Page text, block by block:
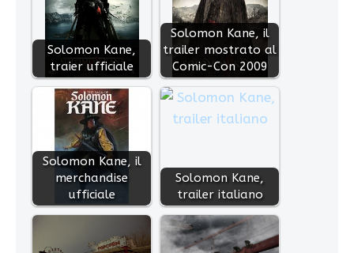
Solomon Kane,
traier ufficiale
Solomon Kane, il
trailer mostrato al
Comic-Con 2009
Solomon Kane, il
merchandise
ufficiale
Solomon Kane,
trailer italiano